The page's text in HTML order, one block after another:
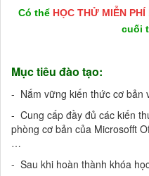
Có thể HỌC THỬ MIỄN PHÍ
cuối
Mục tiêu đào tạo:
- Nắm vững kiến thức cơ bản
- Cung cấp đầy đủ các kiến
phòng cơ bản của Microsofft
…
- Sau khi hoàn thành khóa